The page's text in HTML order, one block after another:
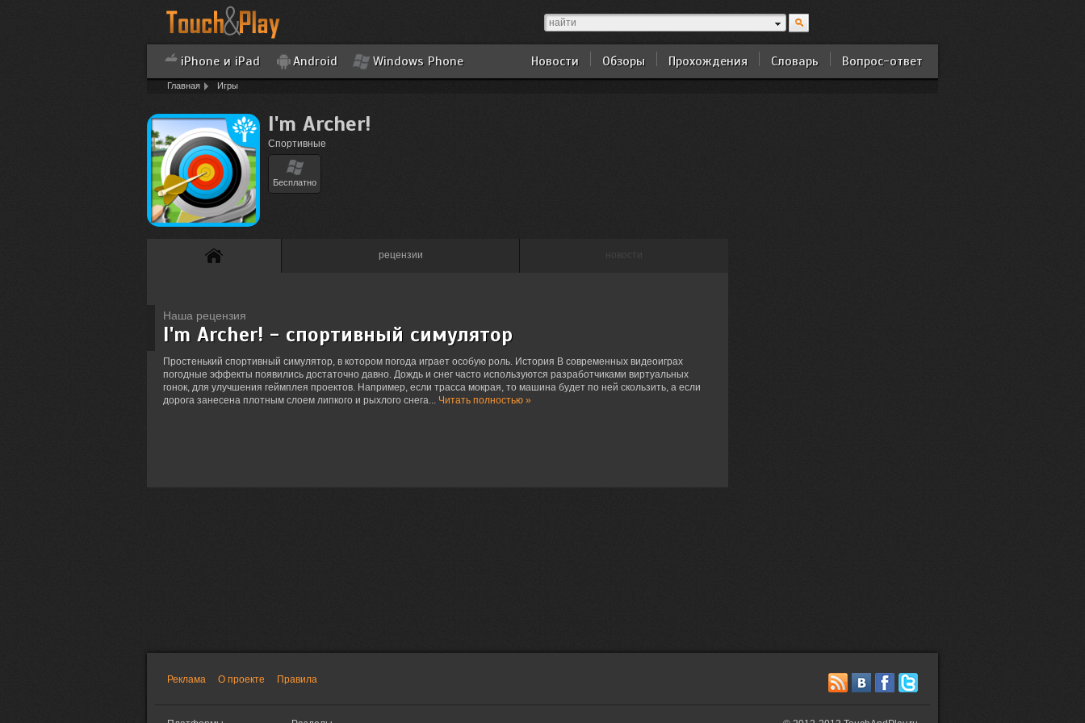
iPhone и iPad Android Windows Phone Новости Обзоры Прохождения Словарь Вопрос-ответ
Главная Игры
I'm Archer!
Спортивные
Бесплатно
рецензии новости
Наша рецензия
I'm Archer! - спортивный симулятор
Простенький спортивный симулятор, в котором погода играет особую роль. История В современных видеоиграх
погодные эффекты появились достаточно давно. Дождь и снег часто используются разработчиками виртуальных
гонок, для улучшения геймплея проектов. Например, если трасса мокрая, то машина будет по ней скользить, а если
дорога занесена плотным слоем липкого и рыхлого снега... Читать полностью »
Реклама О проекте Правила